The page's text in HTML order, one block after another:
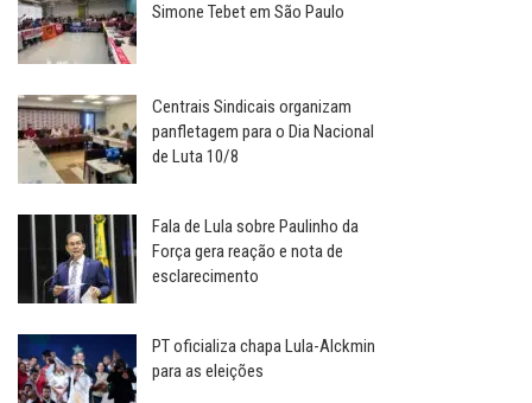
Simone Tebet em São Paulo
Centrais Sindicais organizam
panfletagem para o Dia Nacional
de Luta 10/8
Fala de Lula sobre Paulinho da
Força gera reação e nota de
esclarecimento
PT oficializa chapa Lula-Alckmin
para as eleições